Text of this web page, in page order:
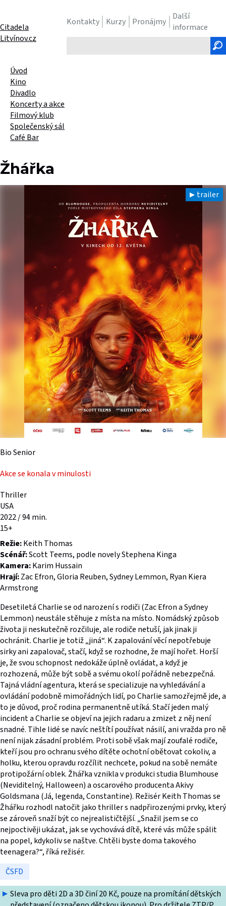
Kontakty Kurzy Pronájmy
Další
informace
text
Citadela
Litvínov.cz
Úvod
Kino
Divadlo
Koncerty a akce
Filmový klub
Společenský sál
Café Bar
Sleva pro děti 2D a 3D činí 20 Kč, pouze na promítání dětských
Žhářka
trailer
Bio Senior
Akce se konala v minulosti
Thriller
USA
2022 / 94 min.
15+
Režie:Keith Thomas
Scénář:Scott Teems, podle novely Stephena Kinga
Kamera:Karim Hussain
Hrají:Zac Efron, Gloria Reuben, Sydney Lemmon, Ryan Kiera
Armstrong
Desetiletá Charlie se od narození s rodiči (Zac Efron a Sydney
Lemmon) neustále stěhuje z místa na místo. Nomádský způsob
života ji neskutečně rozčiluje, ale rodiče netuší, jak jinak ji
ochránit. Charlie je totiž „jiná“. K zapalování věcí nepotřebuje
sirky ani zapalovač, stačí, když se rozhodne, že mají hořet. Horší
je, že svou schopnost nedokáže úplně ovládat, a když je
rozhozená, může být sobě a svému okolí pořádně nebezpečná.
Tajná vládní agentura, která se specializuje na vyhledávání a
ovládání podobně mimořádných lidí, po Charlie samozřejmě jde, a
to je důvod, proč rodina permanentně utíká. Stačí jeden malý
incident a Charlie se objeví na jejich radaru a zmizet z něj není
snadné. Tihle lidé se navíc neštítí používat násilí, ani vražda pro ně
není nijak zásadní problém. Proti sobě však mají zoufalé rodiče,
kteří jsou pro ochranu svého dítěte ochotní obětovat cokoliv, a
holku, kterou opravdu rozčílit nechcete, pokud na sobě nemáte
protipožární oblek. Žhářka vznikla v produkci studia Blumhouse
(Neviditelný, Halloween) a oscarového producenta Akivy
Goldsmana (Já, legenda, Constantine). Režisér Keith Thomas se
Žhářku rozhodl natočit jako thriller s nadpřirozenými prvky, který
se zároveň snaží být co nejrealističtější. „Snažil jsem se co
nejpoctivěji ukázat, jak se vychovává dítě, které vás může spálit
na popel, kdykoliv se naštve. Chtěli byste doma takového
teenagera?“, říká režisér.
ČSFD